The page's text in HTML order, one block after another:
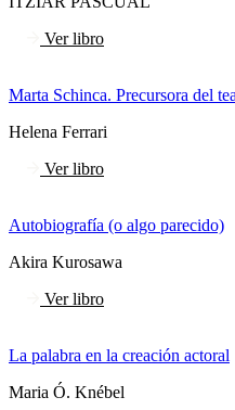
Ver libro
Marta Schinca. Precursora del
Helena Ferrari
Ver libro
Autobiografía (o algo parecido)
Akira Kurosawa
Ver libro
La palabra en la creación actoral
Maria Ó. Knébel